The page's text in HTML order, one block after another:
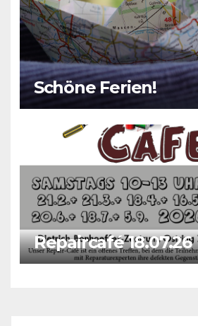
Schöne Ferien!
Repaircafé 18.07.26